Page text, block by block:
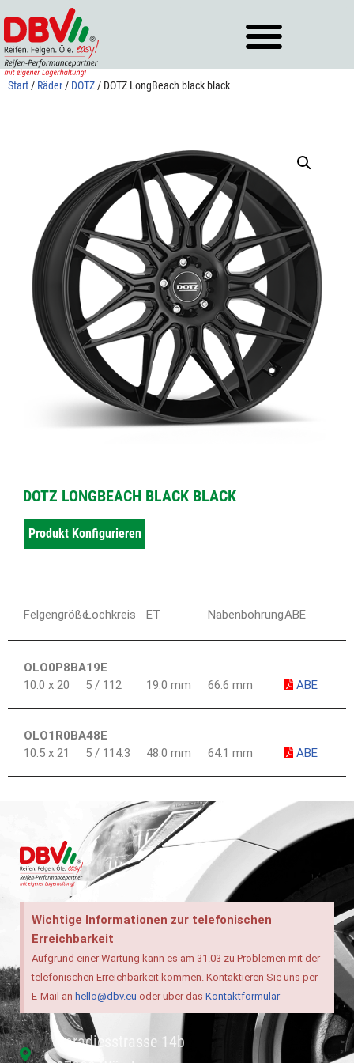
Zum
Inhalt
springen
Start / Räder / DOTZ / DOTZ LongBeach black black
DOTZ LONGBEACH BLACK BLACK
Produkt Konfigurieren
FelgengrößeLochkreis ET NabenbohrungABE
OLO0P8BA19E
10.0 x 20
5 / 112 19.0 mm 66.6 mm ABE
OLO1R0BA48E
10.5 x 21
5 / 114.3 48.0 mm 64.1 mm ABE
Wichtige Informationen zur telefonischen
Erreichbarkeit
Aufgrund einer Wartung kann es am 31.03 zu Problemen mit der
telefonischen Erreichbarkeit kommen. Kontaktieren Sie uns per
E-Mail an hello@dbv.eu oder über das Kontaktformular
Paradiesstrasse 14b